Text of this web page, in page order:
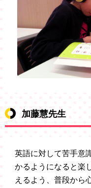
加藤慧先生
英語に対して苦手意
かるようになると楽
えるよう、普段から